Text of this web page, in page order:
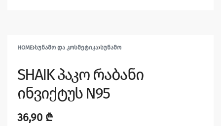
HOME›ᲡᲣᲜᲐᲛᲝ ᲓᲐ ᲙᲝᲡᲛᲔᲢᲘᲙᲐ›ᲡᲣᲜᲐᲛᲝ
SHAIK პაკო რაბანი
ინვიქტუს N95
36,90 ₾